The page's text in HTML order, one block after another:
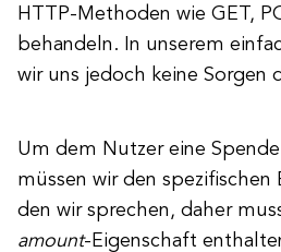
HTTP-Methoden wie GET,
behandeln. In unserem
wir uns jedoch keine Sorgen
Um dem Nutzer eine
müssen wir den spezifischen
den wir sprechen, daher
amount-Eigenschaft